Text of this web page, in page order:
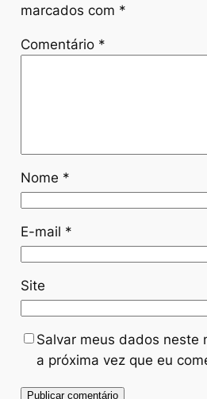
marcados com *
Comentário *
Nome *
E-mail *
Site
Salvar meus dados neste
a próxima vez que eu